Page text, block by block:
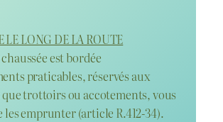
LE LONG DE LA ROUTE
est bordée
praticables, réservés aux
trottoirs ou accotements, vous
les emprunter (article R.412-34).